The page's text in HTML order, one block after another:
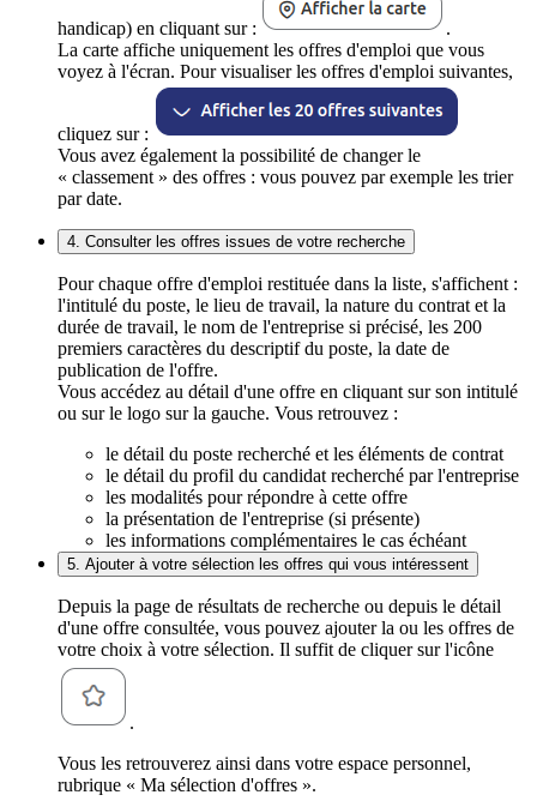
handicap) en cliquant sur :
.
La carte affiche uniquement les offres d'emploi que vous
voyez à l'écran. Pour visualiser les offres d'emploi suivantes,
cliquez sur :
Vous avez également la possibilité de changer le
« classement » des offres : vous pouvez par exemple les trier
par date.
4. Consulter les offres issues de votre recherche
Pour chaque offre d'emploi restituée dans la liste, s'affichent :
l'intitulé du poste, le lieu de travail, la nature du contrat et la
durée de travail, le nom de l'entreprise si précisé, les 200
premiers caractères du descriptif du poste, la date de
publication de l'offre.
Vous accédez au détail d'une offre en cliquant sur son intitulé
ou sur le logo sur la gauche. Vous retrouvez :
le détail du poste recherché et les éléments de contrat
le détail du profil du candidat recherché par l'entreprise
les modalités pour répondre à cette offre
la présentation de l'entreprise (si présente)
les informations complémentaires le cas échéant
5. Ajouter à votre sélection les offres qui vous intéressent
Depuis la page de résultats de recherche ou depuis le détail
d'une offre consultée, vous pouvez ajouter la ou les offres de
votre choix à votre sélection. Il suffit de cliquer sur l'icône
.
Vous les retrouverez ainsi dans votre espace personnel,
rubrique « Ma sélection d'offres ».